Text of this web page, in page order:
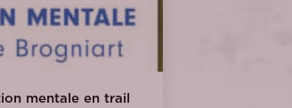
mentale en trail